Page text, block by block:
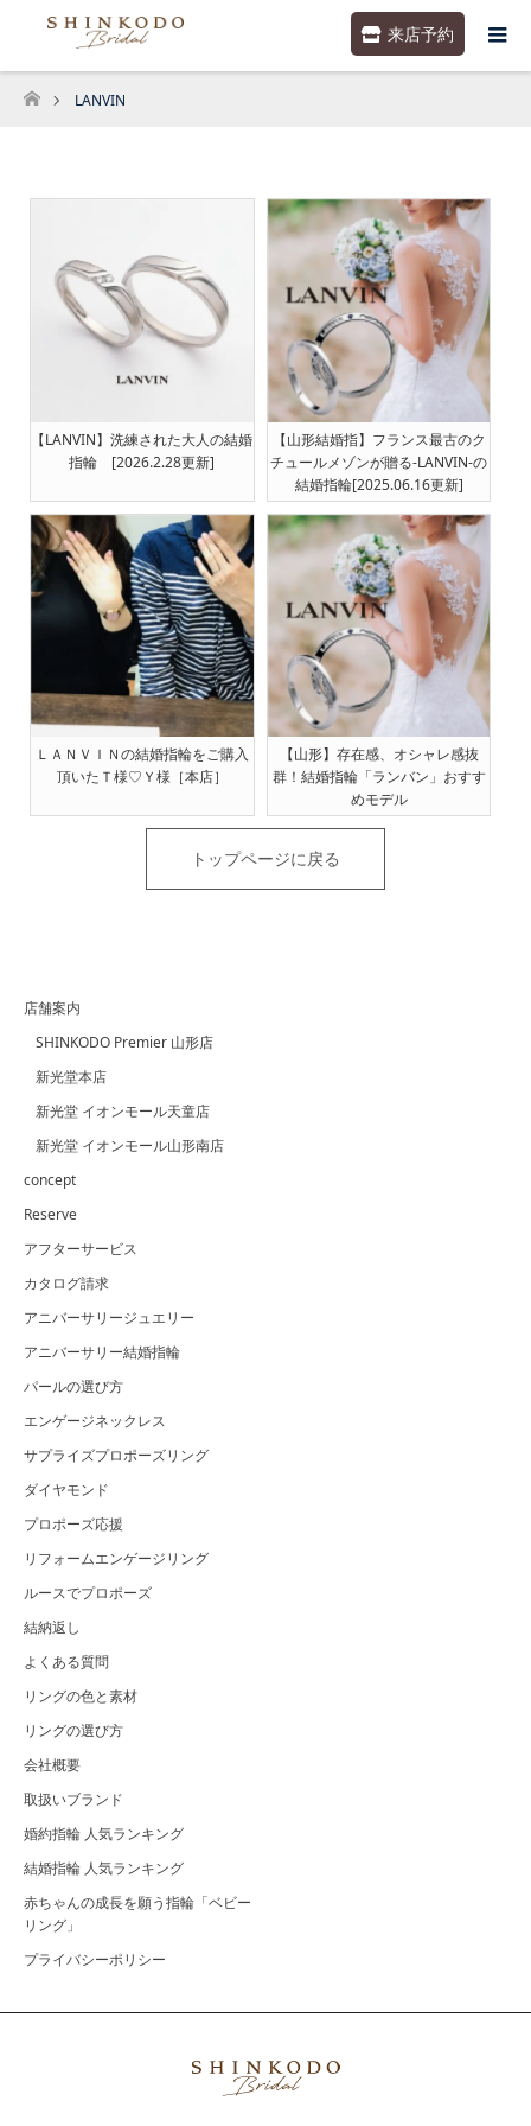
来店予約
ホーム
LANVIN
【LANVIN】洗練された大人の結婚
指輪 [2026.2.28更新]
【山形結婚指】フランス最古のク
チュールメゾンが贈る-LANVIN-の
結婚指輪[2025.06.16更新]
ＬＡＮＶＩＮの結婚指輪をご購入
頂いたＴ様♡Ｙ様［本店］
【山形】存在感、オシャレ感抜
群！結婚指輪「ランバン」おすす
めモデル
トップページに戻る
店舗案内
SHINKODO Premier 山形店
新光堂本店
新光堂 イオンモール天童店
新光堂 イオンモール山形南店
concept
Reserve
アフターサービス
カタログ請求
アニバーサリージュエリー
アニバーサリー結婚指輪
パールの選び方
エンゲージネックレス
サプライズプロポーズリング
ダイヤモンド
プロポーズ応援
リフォームエンゲージリング
ルースでプロポーズ
結納返し
よくある質問
リングの色と素材
リングの選び方
会社概要
取扱いブランド
婚約指輪 人気ランキング
結婚指輪 人気ランキング
赤ちゃんの成長を願う指輪「ベビー
リング」
プライバシーポリシー